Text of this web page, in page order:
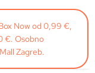
Now od 0,99 €,
€. Osobno
Zagreb.